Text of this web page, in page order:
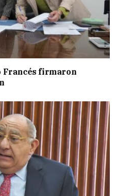
Francés firmaron